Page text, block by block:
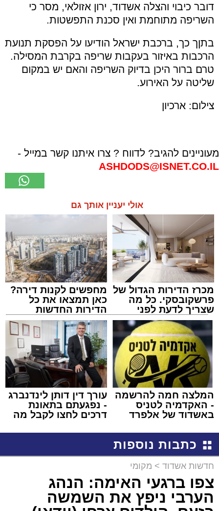
דובר כיבוי והצלה אשדוד, ירון אזולאי, מסר כי
השריפה מתוחמת ואין סכנת התפשטות.
בתןך כך, ברכבת ישראל הודיעו על הפסקת תנועת
הרכבות באיזור בעקבות שריפה בקרבת המסילה.
טרם ברור היכן בדיוק השריפה והאם יש במקום
שליטה על האירוע.
צילום: ארכיון
מעוניינים להגיב? לדווח ? צרו איתנו קשר במייל -
ASHDODS@ISNET.CO.IL
אולי יעניין אותך גם
מכרז הדירות הגדול של
פרשקובסקי. כל מה
שצריך לדעת לפני
שמגישים הצעה לדירה
באשדוד
מחפשים לקנות דירה?
כאן תמצאו את כל
הדירות החדשות
למכירה באשדוד >>>
המלצה חמה להרשמה
- האקדמיה לטניס
באשדוד של אלפרד
עורך דין דותן לינדנברג
- נפגעתם בתאונת
דרכים לחצו לקבל מה
כתבות נוספות
חדשות אשדוד > מקומי
צפו ברגעי האימה: הנהג
הערבי ניפץ את השמשה